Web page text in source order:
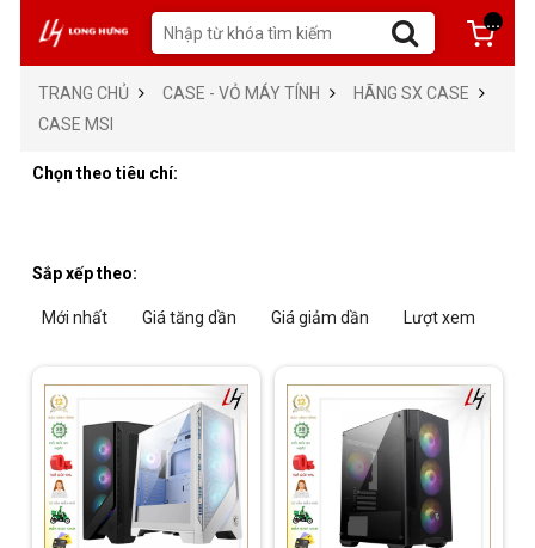
...
TRANG CHỦ CASE - VỎ MÁY TÍNH
HÃNG SX CASE
CASE MSI
Chọn theo tiêu chí:
Sắp xếp theo:
Mới nhất Giá tăng dần Giá giảm dần Lượt xem